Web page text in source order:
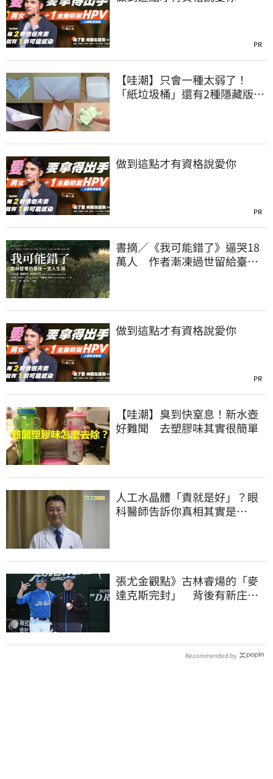
PR
【哇潮】只會一種太弱了！
「紙垃圾桶」還有2種隱藏版摺
做到這點才有資格說愛你
PR
書摘／《我可能錯了》逼哭18
萬人 作者漸凍過世留給臺灣
做到這點才有資格說愛你
PR
【哇潮】臭到快窒息！新水壺
好難聞 去塑膠味其實很簡單
人工水晶體「貴就是好」？眼
科醫師告訴你真相其實是…
張尤金觀點》古林睿煬的「麥
達克斯完封」 背後有新庄監
Recommended by